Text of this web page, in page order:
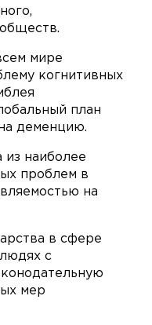
мире
когнитивных
план
деменцию.
из наиболее
проблем в
на
в сфере
с
мер